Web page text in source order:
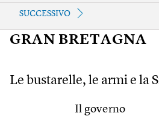
SUCCESSIVO
GRAN BRETAGNA
Le bustarelle, le armi e la
Il governo